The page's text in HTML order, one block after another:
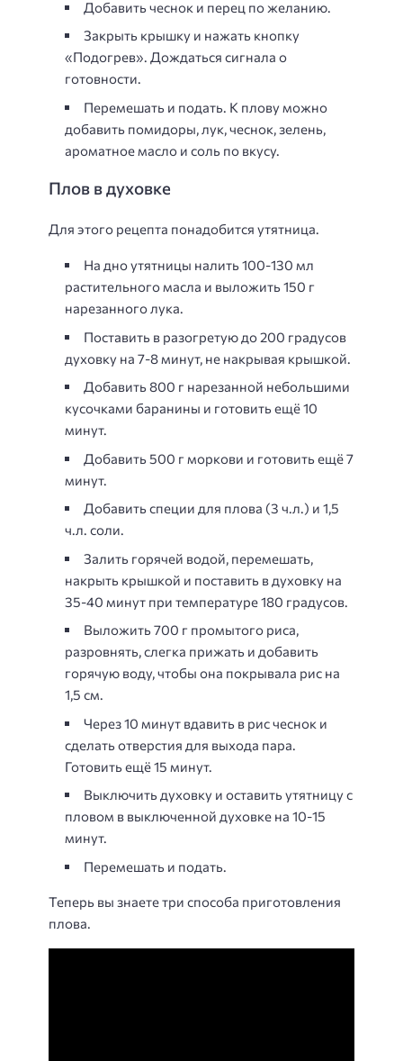
Добавить чеснок и перец по желанию.
Закрыть крышку и нажать кнопку
«Подогрев». Дождаться сигнала о
готовности.
Перемешать и подать. К плову можно
добавить помидоры, лук, чеснок, зелень,
ароматное масло и соль по вкусу.
Плов в духовке
Для этого рецепта понадобится утятница.
На дно утятницы налить 100-130 мл
растительного масла и выложить 150 г
нарезанного лука.
Поставить в разогретую до 200 градусов
духовку на 7-8 минут, не накрывая крышкой.
Добавить 800 г нарезанной небольшими
кусочками баранины и готовить ещё 10
минут.
Добавить 500 г моркови и готовить ещё 7
минут.
Добавить специи для плова (3 ч.л.) и 1,5
ч.л. соли.
Залить горячей водой, перемешать,
накрыть крышкой и поставить в духовку на
35-40 минут при температуре 180 градусов.
Выложить 700 г промытого риса,
разровнять, слегка прижать и добавить
горячую воду, чтобы она покрывала рис на
1,5 см.
Через 10 минут вдавить в рис чеснок и
сделать отверстия для выхода пара.
Готовить ещё 15 минут.
Выключить духовку и оставить утятницу с
пловом в выключенной духовке на 10-15
минут.
Перемешать и подать.
Теперь вы знаете три способа приготовления
плова.